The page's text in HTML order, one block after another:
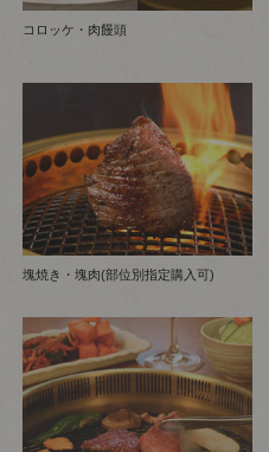
コロッケ・肉饅頭
塊焼き・塊肉(部位別指定購入可)